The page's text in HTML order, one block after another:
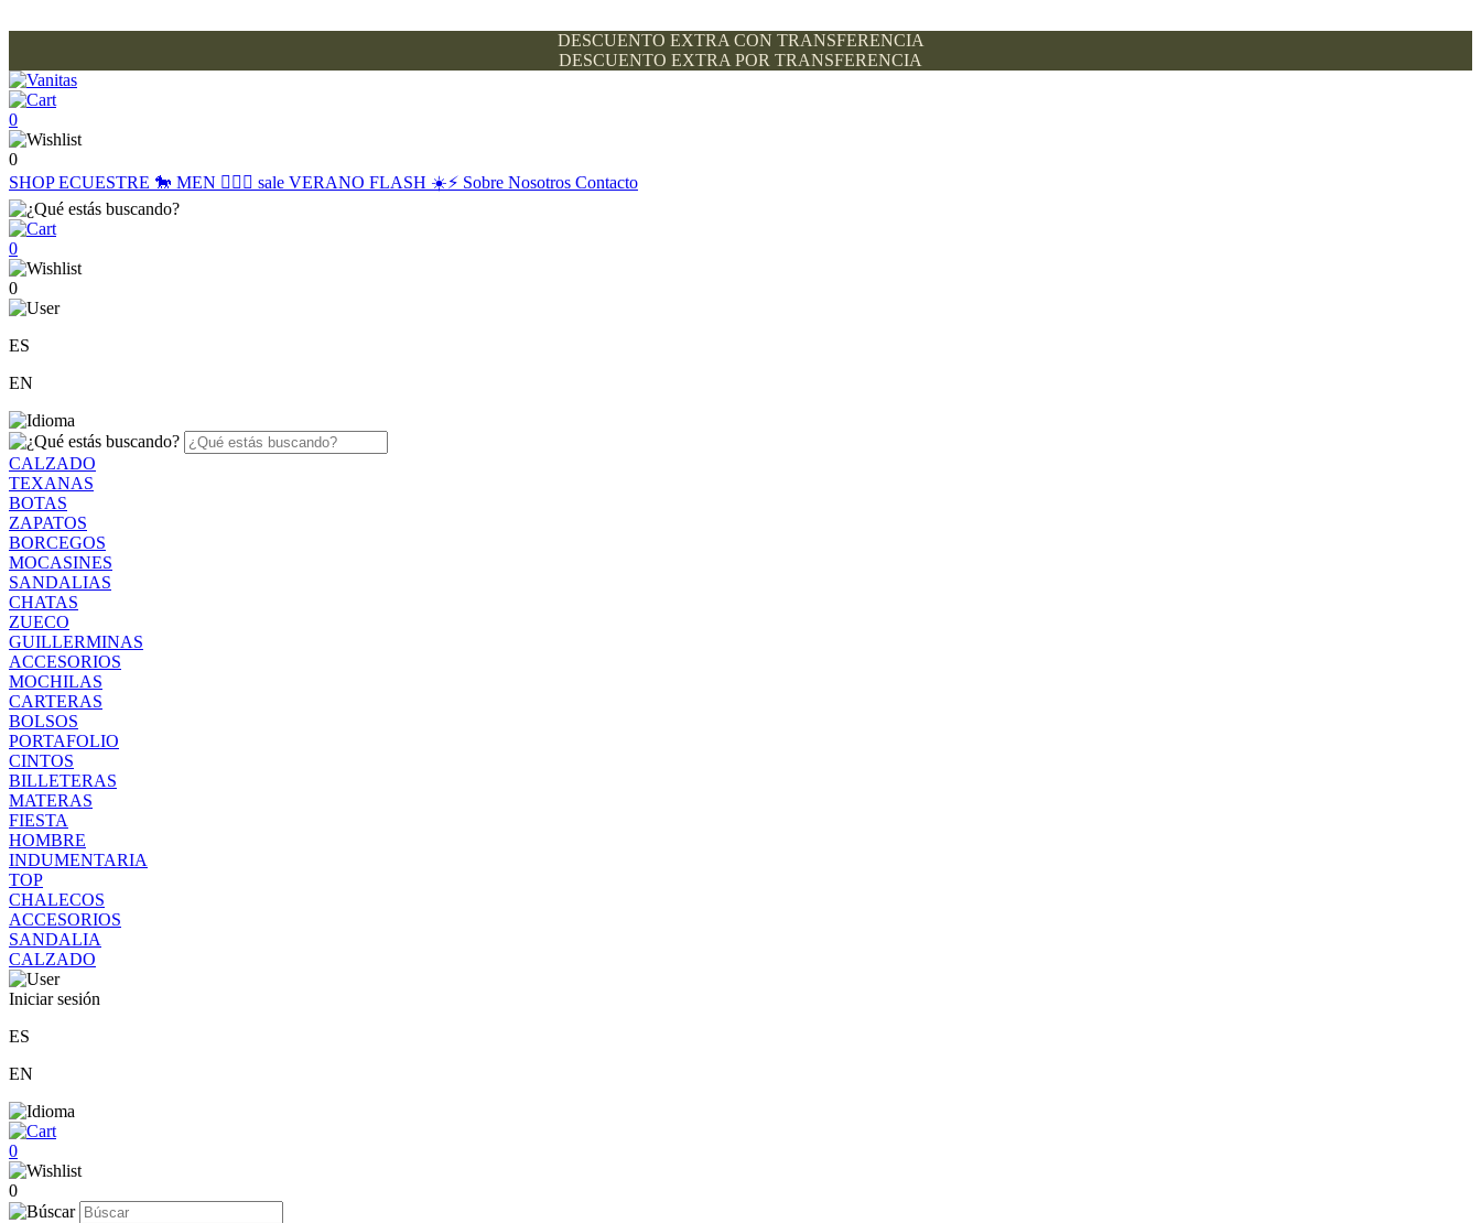
DESCUENTO EXTRA CON TRANSFERENCIA
DESCUENTO EXTRA POR TRANSFERENCIA
0
0
SHOPECUESTRE 🐎 MEN 🙋🏽‍♂️ sale VERANO FLASH ☀️⚡️ Sobre Nosotros Contacto
0
0
ES
EN
CALZADO
TEXANAS
BOTAS
ZAPATOS
BORCEGOS
MOCASINES
SANDALIAS
CHATAS
ZUECO
GUILLERMINAS
ACCESORIOS
MOCHILAS
CARTERAS
BOLSOS
PORTAFOLIO
CINTOS
BILLETERAS
MATERAS
FIESTA
HOMBRE
INDUMENTARIA
TOP
CHALECOS
ACCESORIOS
SANDALIA
CALZADO
Iniciar sesión
ES
EN
0
0